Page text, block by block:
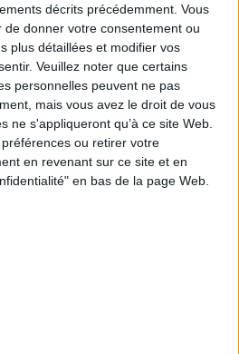
décrits précédemment. Vous
donner votre consentement ou
plus détaillées et modifier vos
Veuillez noter que certains
personnelles peuvent ne pas
mais vous avez le droit de vous
ne s'appliqueront qu’à ce site Web.
ou retirer votre
en revenant sur ce site et en
en bas de la page Web.
boostez la confiance client